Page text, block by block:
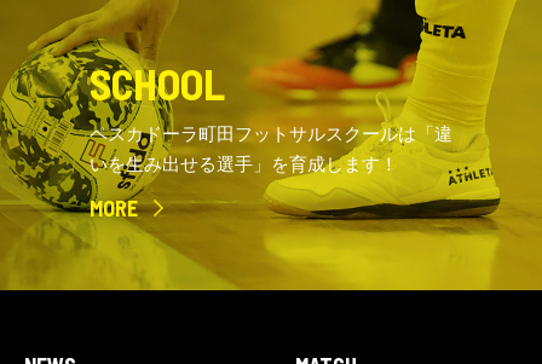
SCHOOL
ペスカドーラ町田フットサルスクールは「違
いを生み出せる選手」を育成します！
MORE